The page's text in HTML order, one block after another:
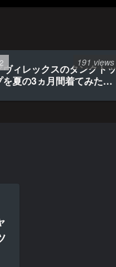
ヴィレックスのタンクトッ
を夏の3ヵ月間着てみたら
191 views